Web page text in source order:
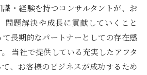
・経験を持つコンサルタントが、お
問題解決や成長に貢献していくこと
長期的なパートナーとしての存在感
当社で提供している充実したアフタ
、お客様のビジネスが成功するため